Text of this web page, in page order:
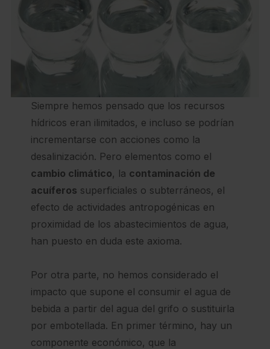
Siempre hemos pensado que los recursos
hídricos eran ilimitados, e incluso se podrían
incrementarse con acciones como la
desalinización. Pero elementos como el
cambio climático, la contaminación de
acuíferos superficiales o subterráneos, el
efecto de actividades antropogénicas en
proximidad de los abastecimientos de agua,
han puesto en duda este axioma.
Por otra parte, no hemos considerado el
impacto que supone el consumir el agua de
bebida a partir del agua del grifo o sustituirla
por embotellada. En primer término, hay un
componente económico, que la